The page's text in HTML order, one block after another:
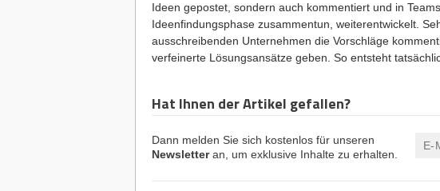
Ideen gepostet, sondern auch kommentiert und in
Ideenfindungsphase zusammentun, weiterentwickelt.
ausschreibenden Unternehmen die Vorschläge
verfeinerte Lösungsansätze geben. So entsteht
Hat Ihnen der Artikel gefallen?
Dann melden Sie sich kostenlos für unseren
Newsletteran, um exklusive Inhalte zu erhalten.